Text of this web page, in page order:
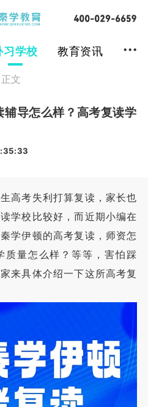
习学校 教育资讯 ...
正文
导怎么样？高考复读学
考失利打算复读，家长也
学校比较好，而近期小编在
学伊顿的高考复读，师资怎
质量怎么样？等等，害怕踩
来具体介绍一下这所高考复